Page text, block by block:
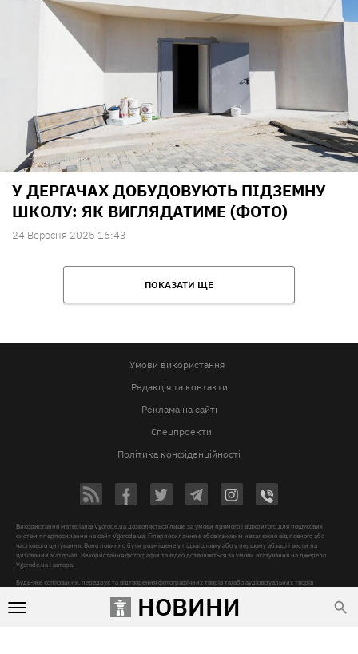
НОВИНИ
У ДЕРГАЧАХ ДОБУДОВУЮТЬ ПІДЗЕМНУ
ШКОЛУ: ЯК ВИГЛЯДАТИМЕ (ФОТО)
24 Вересня 2025 16:43
ПОКАЗАТИ ЩЕ
Умови використання
Редакція та контакти
Реклама на сайті
Спецпроекти
Політика конфіденційності
Використання матеріалів Vgorode.ua дозволяється лише за умови прямого і відкритого для пошукових
систем гіперпосилання на сайт Vgorode.ua. Гіперпосилання є обов'язковим незалежно від повного або
часткового цитування. Воно повинно бути розміщене у підзаголовку або у першому абзаці і вести на
цитований матеріал. Використання фотографій та відео дозволяється за умови вказування на джерело
Vgorode.ua і автора.
Будь-яке копіювання, передрук та відтворення фотографічних творів та/або аудіовізуальних творів
Суб'єкт у сфері онлайн-медіа, Назва онлайн-медіа – «VGORODE», Адреса: 02091, місто Київ, ХАРКІВСЬКЕ
ШОСЕ, будинок 172-Б, офіс 208/1, E-mail:
sunlight@mediadim.com.ua, Телефон: 044-205-43-00,